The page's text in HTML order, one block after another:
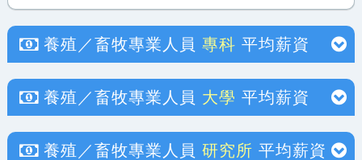
養殖／畜牧專業人員 專科 平均薪資
養殖／畜牧專業人員 大學 平均薪資
養殖／畜牧專業人員 研究所 平均薪資